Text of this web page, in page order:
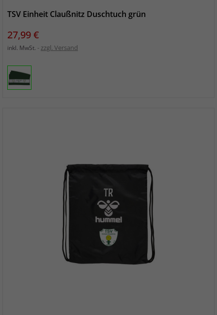
TSV Einheit Claußnitz Duschtuch grün
Preis
27,99 €
inkl. MwSt. zzgl. Versand